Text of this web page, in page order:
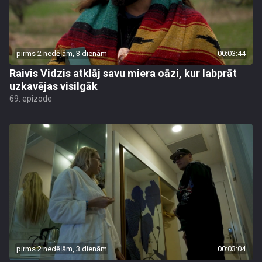
pirms 2 nedēļām, 3 dienām 00:03:44
Raivis Vidzis atklāj savu miera oāzi, kur labprāt
uzkavējas visilgāk
69. epizode
pirms 2 nedēļām, 3 dienām 00:03:04